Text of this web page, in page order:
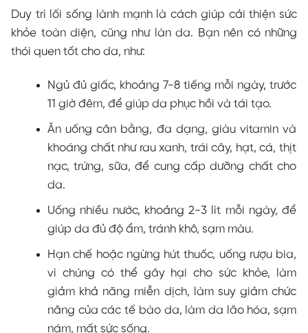
Duy trì lối sống lành mạnh là cách giúp cải thiện sức
khỏe toàn diện, cũng như làn da. Bạn nên có những
thói quen tốt cho da, như:
Ngủ đủ giấc, khoảng 7-8 tiếng mỗi ngày, trước
11 giờ đêm, để giúp da phục hồi và tái tạo.
Ăn uống cân bằng, đa dạng, giàu vitamin và
khoáng chất như rau xanh, trái cây, hạt, cá, thịt
nạc, trứng, sữa, để cung cấp dưỡng chất cho
da.
Uống nhiều nước, khoảng 2-3 lít mỗi ngày, để
giúp da đủ độ ẩm, tránh khô, sạm màu.
Hạn chế hoặc ngừng hút thuốc, uống rượu bia,
vì chúng có thể gây hại cho sức khỏe, làm
giảm khả năng miễn dịch, làm suy giảm chức
năng của các tế bào da, làm da lão hóa, sạm
nám, mất sức sống.